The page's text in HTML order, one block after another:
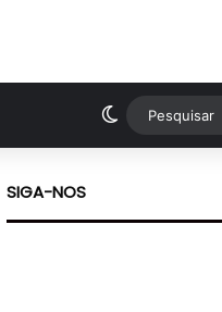
Switch skin
SIGA-NOS